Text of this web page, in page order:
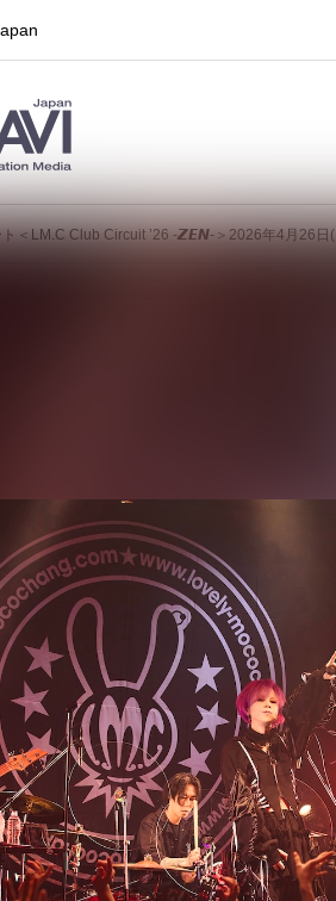
ト＜LM.C Club Circuit ’26 -𝙕𝙀𝙉-＞2026年4月26